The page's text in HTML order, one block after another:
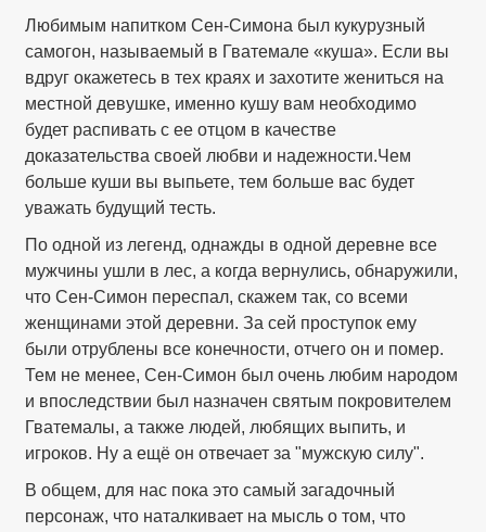
Любимым напитком Сен-Симона был кукурузный
самогон, называемый в Гватемале «куша». Если вы
вдруг окажетесь в тех краях и захотите жениться на
местной девушке, именно кушу вам необходимо
будет распивать с ее отцом в качестве
доказательства своей любви и надежности.Чем
больше куши вы выпьете, тем больше вас будет
уважать будущий тесть.
По одной из легенд, однажды в одной деревне все
мужчины ушли в лес, а когда вернулись, обнаружили,
что Сен-Симон переспал, скажем так, со всеми
женщинами этой деревни. За сей проступок ему
были отрублены все конечности, отчего он и помер.
Тем не менее, Сен-Симон был очень любим народом
и впоследствии был назначен святым покровителем
Гватемалы, а также людей, любящих выпить, и
игроков. Ну а ещё он отвечает за "мужскую силу".
В общем, для нас пока это самый загадочный
персонаж, что наталкивает на мысль о том, что